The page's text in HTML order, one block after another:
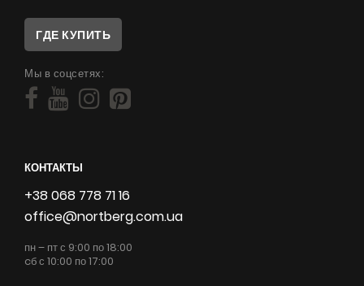
ГДЕ КУПИТЬ
Мы в соцсетях:
КОНТАКТЫ
+38 068 778 71 16
office@nortberg.com.ua
пн – пт с 9:00 по 18:00
cб с 10:00 по 17:00